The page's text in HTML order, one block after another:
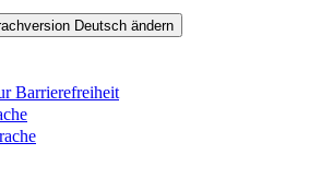
Deutsch ändern
Barrierefreiheit